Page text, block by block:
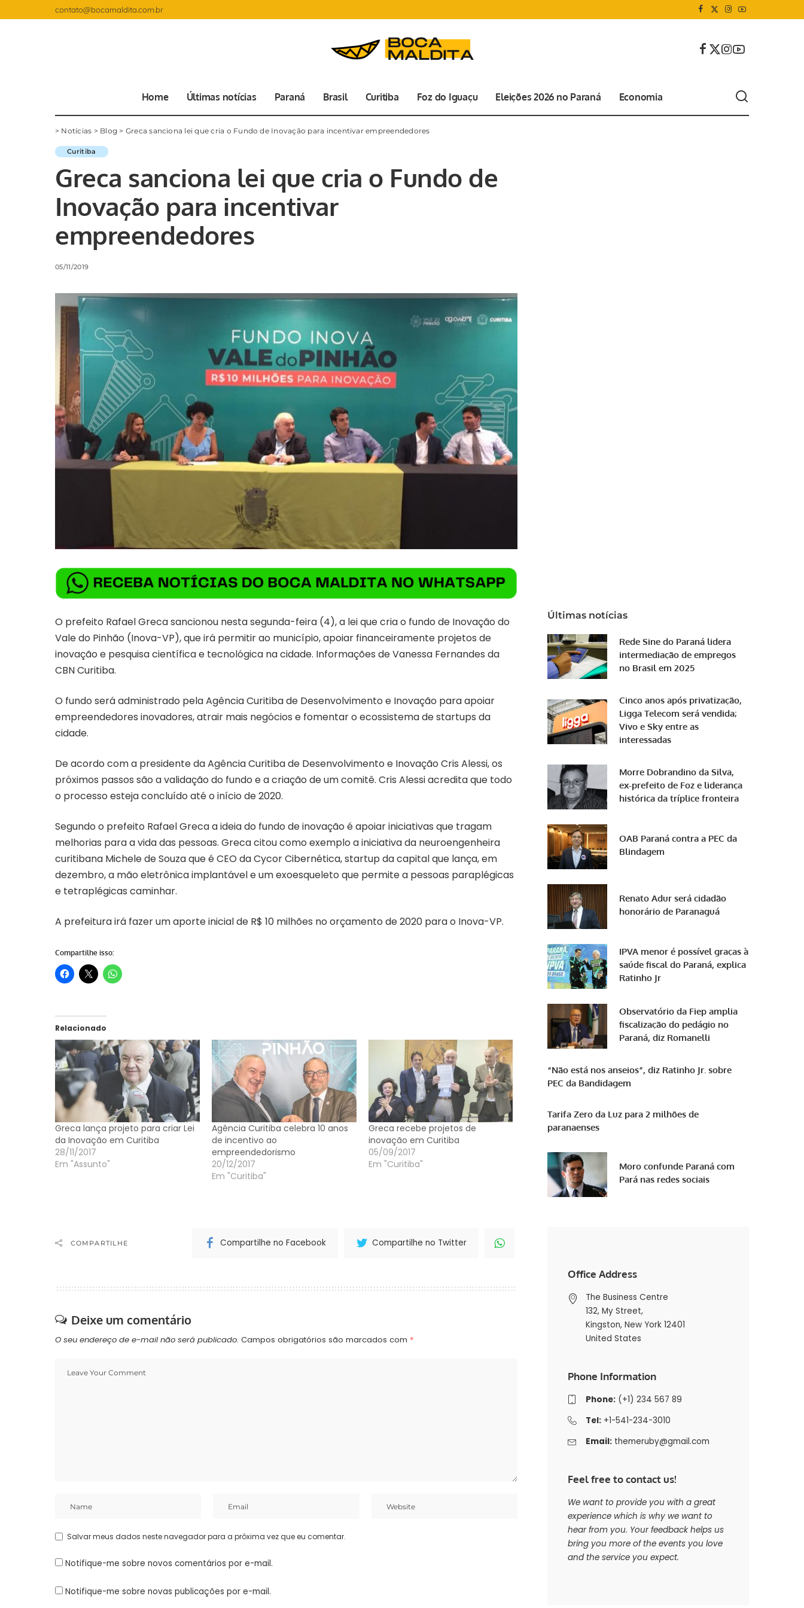
contato@bocamaldita.com.br
Home Últimas notícias Paraná Brasil Curitiba Foz do Iguaçu Eleições 2026 no Paraná Economia
> Notícias > Blog > Greca sanciona lei que cria o Fundo de Inovação para incentivar empreendedores
Curitiba
Greca sanciona lei que cria o Fundo de
Inovação para incentivar
empreendedores
05/11/2019
O prefeito Rafael Greca sancionou nesta segunda-feira (4), a lei que cria o fundo de Inovação do
Vale do Pinhão (Inova-VP), que irá permitir ao município, apoiar financeiramente projetos de
inovação e pesquisa científica e tecnológica na cidade. Informações de Vanessa Fernandes da
CBN Curitiba.
O fundo será administrado pela Agência Curitiba de Desenvolvimento e Inovação para apoiar
empreendedores inovadores, atrair mais negócios e fomentar o ecossistema de startups da
cidade.
De acordo com a presidente da Agência Curitiba de Desenvolvimento e Inovação Cris Alessi, os
próximos passos são a validação do fundo e a criação de um comitê. Cris Alessi acredita que todo
o processo esteja concluído até o início de 2020.
Segundo o prefeito Rafael Greca a ideia do fundo de inovação é apoiar iniciativas que tragam
melhorias para a vida das pessoas. Greca citou como exemplo a iniciativa da neuroengenheira
curitibana Michele de Souza que é CEO da Cycor Cibernética, startup da capital que lança, em
dezembro, a mão eletrônica implantável e um exoesqueleto que permite a pessoas paraplégicas
e tetraplégicas caminhar.
A prefeitura irá fazer um aporte inicial de R$ 10 milhões no orçamento de 2020 para o Inova-VP.
Compartilhe isso:
Relacionado
Greca lança projeto para criar Lei
da Inovação em Curitiba
28/11/2017
Em "Assunto"
Agência Curitiba celebra 10 anos
de incentivo ao
empreendedorismo
20/12/2017
Em "Curitiba"
Greca recebe projetos de
inovação em Curitiba
05/09/2017
Em "Curitiba"
COMPARTILHE Compartilhe no Facebook Compartilhe no Twitter
Deixe um comentário
O seu endereço de e-mail não será publicado. Campos obrigatórios são marcados com *
Salvar meus dados neste navegador para a próxima vez que eu comentar.
Notifique-me sobre novos comentários por e-mail.
Notifique-me sobre novas publicações por e-mail.
Últimas notícias
Rede Sine do Paraná lidera
intermediação de empregos
no Brasil em 2025
Cinco anos após privatização,
Ligga Telecom será vendida;
Vivo e Sky entre as
interessadas
Morre Dobrandino da Silva,
ex-prefeito de Foz e liderança
histórica da tríplice fronteira
OAB Paraná contra a PEC da
Blindagem
Renato Adur será cidadão
honorário de Paranaguá
IPVA menor é possível graças à
saúde fiscal do Paraná, explica
Ratinho Jr
Observatório da Fiep amplia
fiscalização do pedágio no
Paraná, diz Romanelli
“Não está nos anseios”, diz Ratinho Jr. sobre
PEC da Bandidagem
Tarifa Zero da Luz para 2 milhões de
paranaenses
Moro confunde Paraná com
Pará nas redes sociais
Office Address
The Business Centre
132, My Street,
Kingston, New York 12401
United States
Phone Information
Phone:(+1) 234 567 89
Tel:+1-541-234-3010
Email: themeruby@gmail.com
Feel free to contact us!
We want to provide you with a great
experience which is why we want to
hear from you. Your feedback helps us
bring you more of the events you love
and the service you expect.